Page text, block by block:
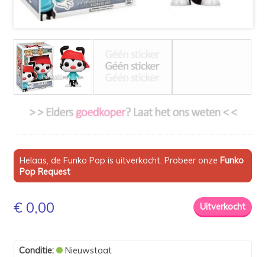
Helaas, de Funko Pop is uitverkocht. Probeer onze Funko
Pop Request
€ 0,00
Conditie:
Nieuwstaat